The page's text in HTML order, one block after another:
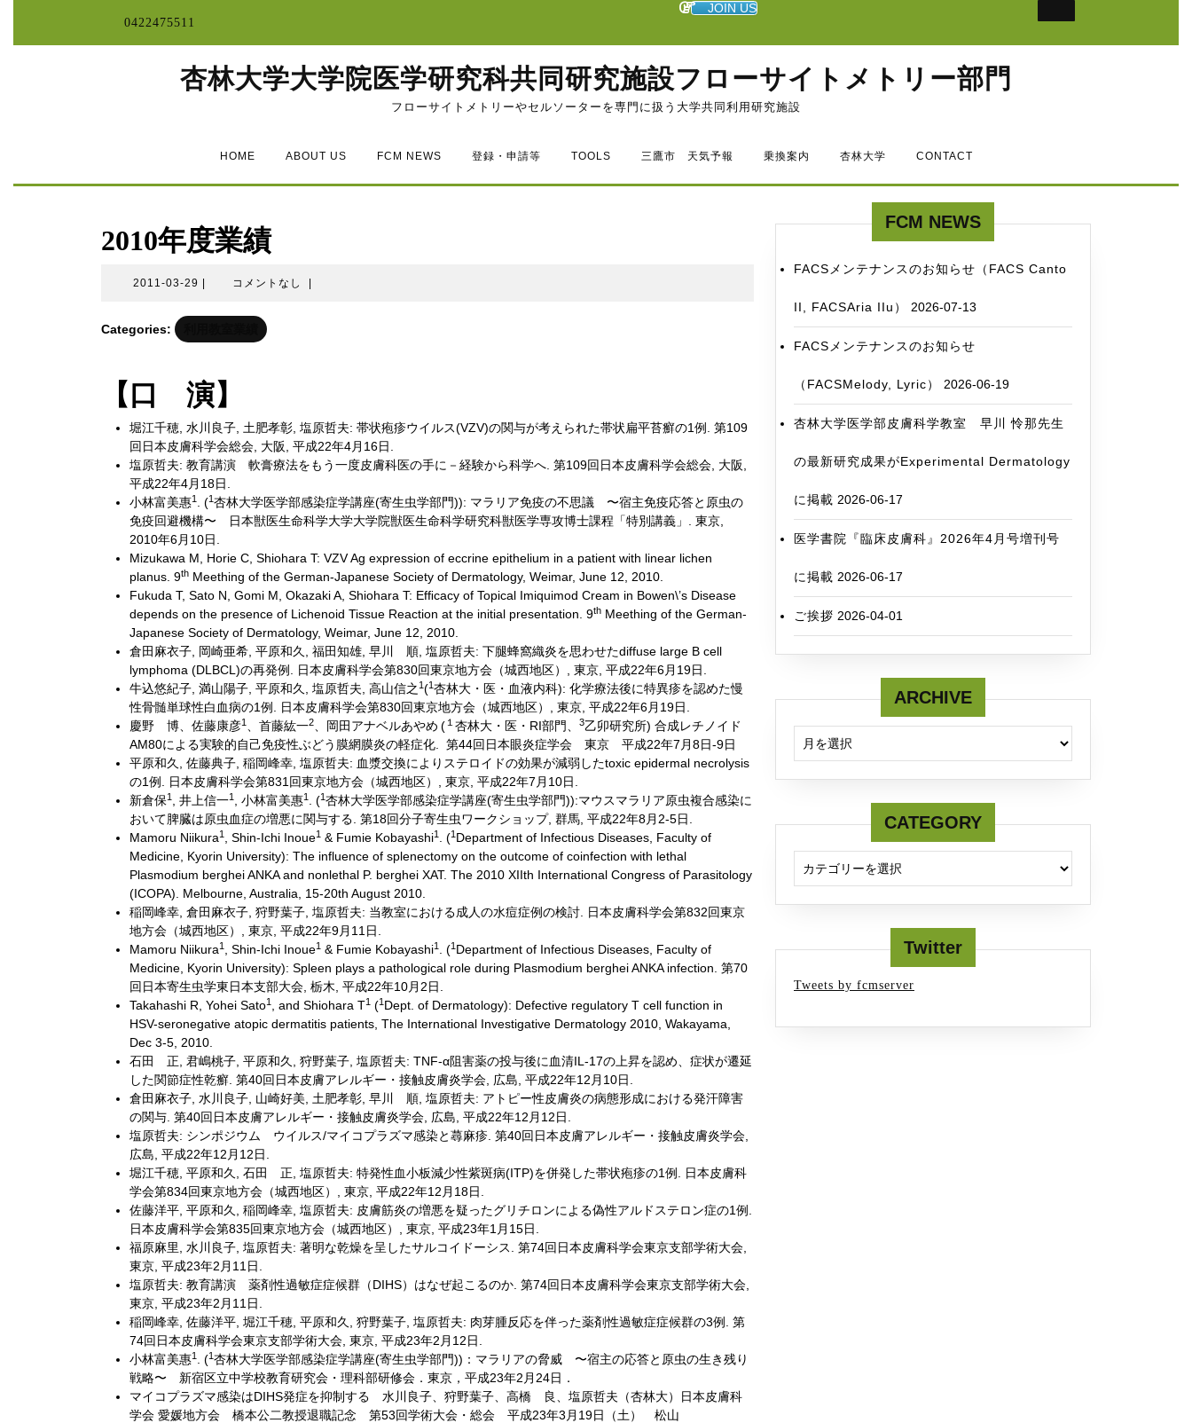
テ
0422475511
JOIN US
杏林大学大学院医学研究科共同研究施設フローサイトメトリー部門
フローサイトメトリーやセルソーターを専門に扱う大学共同利用研究施設
HOME ABOUT US FCM NEWS 登録・申請等 TOOLS 三鷹市 天気予報 乗換案内 杏林大学 CONTACT
2010年度業績
2011-03-29 2011-コメントなし
Categories:
【口 演】
堀江千穂, 水川良子, 土肥孝彰, 塩原哲夫: 帯状疱疹ウイルス(VZV)の関与が考えられた帯状扁平苔癬の1例. 第109
回日本皮膚科学会総会, 大阪, 平成22年4月16日.
塩原哲夫: 教育講演 軟膏療法をもう一度皮膚科医の手に－経験から科学へ. 第109回日本皮膚科学会総会, 大阪,
平成22年4月18日.
小林富美惠1 . (1杏林大学医学部感染症学講座(寄生虫学部門)): マラリア免疫の不思議 〜宿主免疫応答と原虫の
免疫回避機構〜 日本獣医生命科学大学大学院獣医生命科学研究科獣医学専攻博士課程「特別講義」. 東京,
2010年6月10日.
Mizukawa M, Horie C, Shiohara T: VZV Ag expression of eccrine epithelium in a patient with linear lichen
planus. 9th Meething of the German-Japanese Society of Dermatology, Weimar, June 12, 2010.
Fukuda T, Sato N, Gomi M, Okazaki A, Shiohara T: Efﬁcacy of Topical Imiquimod Cream in Bowen\’s Disease
depends on the presence of Lichenoid Tissue Reaction at the initial presentation. 9th Meething of the German-
Japanese Society of Dermatology, Weimar, June 12, 2010.
倉田麻衣子, 岡崎亜希, 平原和久, 福田知雄, 早川 順, 塩原哲夫: 下腿蜂窩織炎を思わせたdiffuse large B cell
lymphoma (DLBCL)の再発例. 日本皮膚科学会第830回東京地方会（城西地区）, 東京, 平成22年6月19日.
牛込悠紀子, 満山陽子, 平原和久, 塩原哲夫, 高山信之 1(1杏林大・医・血液内科): 化学療法後に特異疹を認めた慢
性骨髄単球性白血病の1例. 日本皮膚科学会第830回東京地方会（城西地区）, 東京, 平成22年6月19日.
慶野 博、佐藤康彦1 、首藤紘一2 、岡田アナベルあやめ ( １ 杏林大・医・RI部門、 3乙卯研究所) 合成レチノイド
AM80による実験的自己免疫性ぶどう膜網膜炎の軽症化. 第44回日本眼炎症学会 東京 平成22年7月8日-9日
平原和久, 佐藤典子, 稲岡峰幸, 塩原哲夫: 血漿交換によりステロイドの効果が減弱したtoxic epidermal necrolysis
の1例. 日本皮膚科学会第831回東京地方会（城西地区）, 東京, 平成22年7月10日.
新倉保1 , 井上信一1 , 小林富美惠1 . (1杏林大学医学部感染症学講座(寄生虫学部門)):マウスマラリア原虫複合感染に
おいて脾臓は原虫血症の増悪に関与する. 第18回分子寄生虫ワークショップ, 群馬, 平成22年8月2-5日.
Mamoru Niikura1 , Shin-Ichi Inoue1 & Fumie Kobayashi1 . (1 Department of Infectious Diseases, Faculty of
Medicine, Kyorin University): The influence of splenectomy on the outcome of coinfection with lethal
Plasmodium berghei ANKA and nonlethal P. berghei XAT. The 2010 XIIth International Congress of Parasitology
(ICOPA). Melbourne, Australia, 15-20th August 2010.
稲岡峰幸, 倉田麻衣子, 狩野葉子, 塩原哲夫: 当教室における成人の水痘症例の検討. 日本皮膚科学会第832回東京
地方会（城西地区）, 東京, 平成22年9月11日.
Mamoru Niikura1 , Shin-Ichi Inoue1 & Fumie Kobayashi1 . (1 Department of Infectious Diseases, Faculty of
Medicine, Kyorin University): Spleen plays a pathological role during Plasmodium berghei ANKA infection. 第70
回日本寄生虫学東日本支部大会, 栃木, 平成22年10月2日.
Takahashi R, Yohei Sato1 , and Shiohara T1 (1 Dept. of Dermatology): Defective regulatory T cell function in
HSV-seronegative atopic dermatitis patients, The International Investigative Dermatology 2010, Wakayama,
Dec 3-5, 2010.
石田 正, 君嶋桃子, 平原和久, 狩野葉子, 塩原哲夫: TNF-α阻害薬の投与後に血清IL-17の上昇を認め、症状が遷延
した関節症性乾癬. 第40回日本皮膚アレルギー・接触皮膚炎学会, 広島, 平成22年12月10日.
倉田麻衣子, 水川良子, 山崎好美, 土肥孝彰, 早川 順, 塩原哲夫: アトピー性皮膚炎の病態形成における発汗障害
の関与. 第40回日本皮膚アレルギー・接触皮膚炎学会, 広島, 平成22年12月12日.
塩原哲夫: シンポジウム ウイルス/マイコプラズマ感染と蕁麻疹. 第40回日本皮膚アレルギー・接触皮膚炎学会,
広島, 平成22年12月12日.
堀江千穂, 平原和久, 石田 正, 塩原哲夫: 特発性血小板減少性紫斑病(ITP)を併発した帯状疱疹の1例. 日本皮膚科
学会第834回東京地方会（城西地区）, 東京, 平成22年12月18日.
佐藤洋平, 平原和久, 稲岡峰幸, 塩原哲夫: 皮膚筋炎の増悪を疑ったグリチロンによる偽性アルドステロン症の1例.
日本皮膚科学会第835回東京地方会（城西地区）, 東京, 平成23年1月15日.
福原麻里, 水川良子, 塩原哲夫: 著明な乾燥を呈したサルコイドーシス. 第74回日本皮膚科学会東京支部学術大会,
東京, 平成23年2月11日.
塩原哲夫: 教育講演 薬剤性過敏症症候群（DIHS）はなぜ起こるのか. 第74回日本皮膚科学会東京支部学術大会,
東京, 平成23年2月11日.
稲岡峰幸, 佐藤洋平, 堀江千穂, 平原和久, 狩野葉子, 塩原哲夫: 肉芽腫反応を伴った薬剤性過敏症症候群の3例. 第
74回日本皮膚科学会東京支部学術大会, 東京, 平成23年2月12日.
小林富美惠1 . (1杏林大学医学部感染症学講座(寄生虫学部門))：マラリアの脅威 〜宿主の応答と原虫の生き残り
戦略〜 新宿区立中学校教育研究会・理科部研修会．東京，平成23年2月24日．
マイコプラズマ感染はDIHS発症を抑制する 水川良子、狩野葉子、高橋 良、塩原哲夫（杏林大）日本皮膚科
学会 愛媛地方会 橋本公二教授退職記念 第53回学術大会・総会 平成23年3月19日（土） 松山
FCM NEWS
FACSメンテナンスのお知らせ（FACS Canto
II, FACSAria IIu） 2026-07-13
FACSメンテナンスのお知らせ
（FACSMelody, Lyric） 2026-06-19
杏林大学医学部皮膚科学教室 早川 怜那先生
の最新研究成果がExperimental Dermatology
に掲載 2026-06-17
医学書院『臨床皮膚科』2026年4月号増刊号
に掲載 2026-06-17
ご挨拶 2026-04-01
ARCHIVE
CATEGORY
Twitter
Tweets by fcmserver